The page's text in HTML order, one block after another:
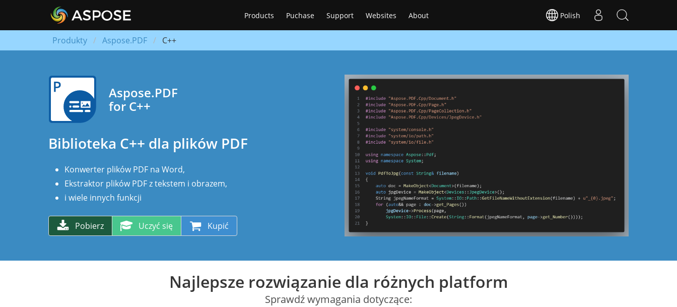
Products Puchase Support Websites About Polish
Produkty Aspose.PDF C++
Aspose.PDF
for C++
Biblioteka C++ dla plików PDF
Konwerter plików PDF na Word,
Ekstraktor plików PDF z tekstem i obrazem,
i wiele innych funkcji
Pobierz Uczyć się Kupić
Najlepsze rozwiązanie dla różnych platform
Sprawdź wymagania dotyczące: